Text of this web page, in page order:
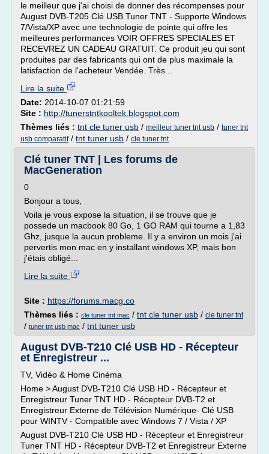
le meilleur que j'ai choisi de donner des récompenses pour
August DVB-T205 Clé USB Tuner TNT - Supporte Windows
7/Vista/XP avec une technologie de pointe qui offre les
meilleures performances VOIR OFFRES SPECIALES ET
RECEVREZ UN CADEAU GRATUIT. Ce produit jeu qui sont
produites par des fabricants qui ont de plus maximale la
latisfaction de l'acheteur Vendée. Très...
Lire la suite
Date: 2014-10-07 01:21:59
Site : http://tunerstntkooltek.blogspot.com
Thèmes liés : tnt cle tuner usb / meilleur tuner tnt usb / tuner tnt
usb comparatif/ tnt tuner usb / cle tuner tnt
Clé tuner TNT | Les forums de
MacGeneration
0
Bonjour a tous,
Voila je vous expose la situation, il se trouve que je
possede un macbook 80 Go, 1 GO RAM qui tourne a 1,83
Ghz, jusque la aucun probleme. Il y a environ un mois j'ai
pervertis mon mac en y installant windows XP, mais bon
j'étais obligé...
Lire la suite
Site : https://forums.macg.co
Thèmes liés : cle tuner tnt mac / tnt cle tuner usb / cle tuner tnt
/ tuner tnt usb mac / tnt tuner usb
August DVB-T210 Clé USB HD - Récepteur
et Enregistreur ...
TV, Vidéo & Home Cinéma
Home > August DVB-T210 Clé USB HD - Récepteur et
Enregistreur Tuner TNT HD - Récepteur DVB-T2 et
Enregistreur Externe de Télévision Numérique- Clé USB
pour WINTV - Compatible avec Windows 7 / Vista / XP
August DVB-T210 Clé USB HD - Récepteur et Enregistreur
Tuner TNT HD - Récepteur DVB-T2 et Enregistreur Externe